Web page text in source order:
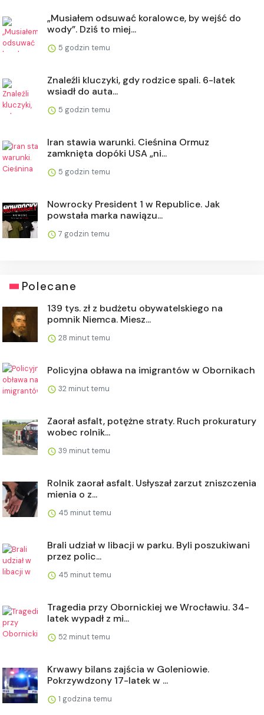
„Musiałem odsuwać koralowce, by wejść do
wody”. Dziś to miej...
5 godzin temu
Znaleźli kluczyki, gdy rodzice spali. 6-latek
wsiadł do auta...
5 godzin temu
Iran stawia warunki. Cieśnina Ormuz
zamknięta dopóki USA „ni...
5 godzin temu
Nowrocky President 1 w Republice. Jak
powstała marka nawiązu...
7 godzin temu
Polecane
139 tys. zł z budżetu obywatelskiego na
pomnik Niemca. Miesz...
28 minut temu
Policyjna obława na imigrantów w Obornikach
32 minut temu
Zaorał asfalt, potężne straty. Ruch prokuratury
wobec rolnik...
39 minut temu
Rolnik zaorał asfalt. Usłyszał zarzut zniszczenia
mienia o z...
45 minut temu
Brali udział w libacji w parku. Byli poszukiwani
przez polic...
45 minut temu
Tragedia przy Obornickiej we Wrocławiu. 34-
latek wypadł z mi...
52 minut temu
Krwawy bilans zajścia w Goleniowie.
Pokrzywdzony 17-latek w ...
1 godzina temu